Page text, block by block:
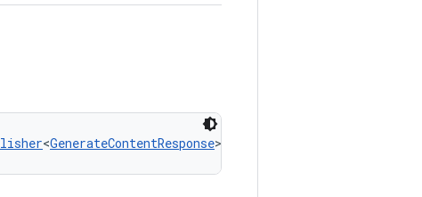
<GenerateContentResponse>